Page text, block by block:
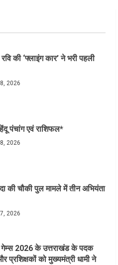
की ‘फ्लाइंग कार’ ने भरी पहली
2026
पंचांग एवं राशिफल*
2026
की चौकी पुल मामले में तीन अभियंता
2026
2026 के उत्तराखंड के पदक
प्रशिक्षकों को मुख्यमंत्री धामी ने